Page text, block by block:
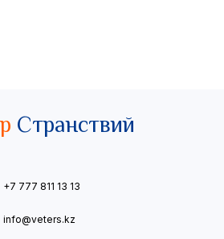
Странствий
+7 777 811 13 13
info@veters.kz